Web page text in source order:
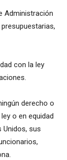
Administración
con la ley
derecho o
o en equidad
Unidos, sus